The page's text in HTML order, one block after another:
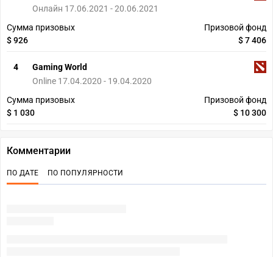
Онлайн 17.06.2021 - 20.06.2021
Сумма призовых
$ 926
Призовой фонд
$ 7 406
4
Gaming World
Online 17.04.2020 - 19.04.2020
Сумма призовых
$ 1 030
Призовой фонд
$ 10 300
Комментарии
ПО ДАТЕ ПО ПОПУЛЯРНОСТИ